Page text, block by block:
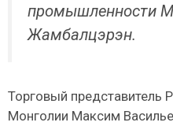
промышленности
Жамбалцэрэн.
Торговый представитель
Монголии Максим